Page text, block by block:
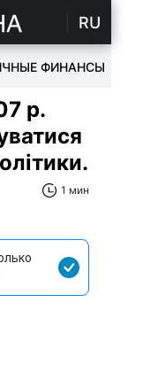
RU
ФИНАНСЫ
р.
1 мин